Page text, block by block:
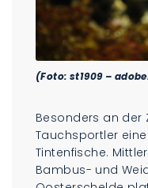
(Foto: st1909 –
Besonders an der
Tauchsportler
Tintenfische.
Bambus- und